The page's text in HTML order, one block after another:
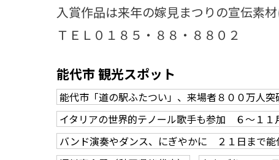
入賞作品は来年の嫁見まつりの宣伝素
ＴＥＬ０１８５・８８・８８０２
能代市 観光スポット
能代市「道の駅ふたつい」、来場者８００万人突
イタリアの世界的テノール歌手も参加 ６～１１
バンド演奏やダンス、にぎやかに ２１日まで能